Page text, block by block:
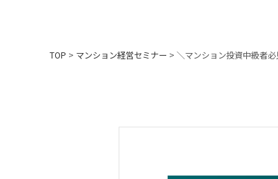
TOP > マンション経営セミナー > ＼マンション投資中級者